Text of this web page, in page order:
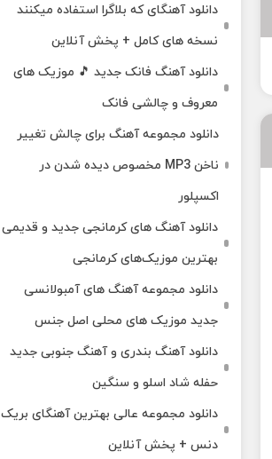
دانلود آهنگای که بلاگرا استفاده میکنند
نسخه های کامل + پخش آنلاین
دانلود آهنگ فانک جدید 🎵 موزیک‌ های
معروف و چالشی فانک
دانلود مجموعه آهنگ برای چالش تغییر
ناخن MP3 مخصوص دیده شدن در
اکسپلور
دانلود آهنگ‌ های کرمانجی جدید و قدیمی
بهترین موزیک‌های کرمانجی
دانلود مجموعه آهنگ های آمبولانسی
جدید موزیک های محلی اصل جنس
دانلود آهنگ بندری و آهنگ جنوبی جدید
حفله شاد اسلو و سنگین
دانلود مجموعه عالی بهترین آهنگای بریک
دنس + پخش آنلاین